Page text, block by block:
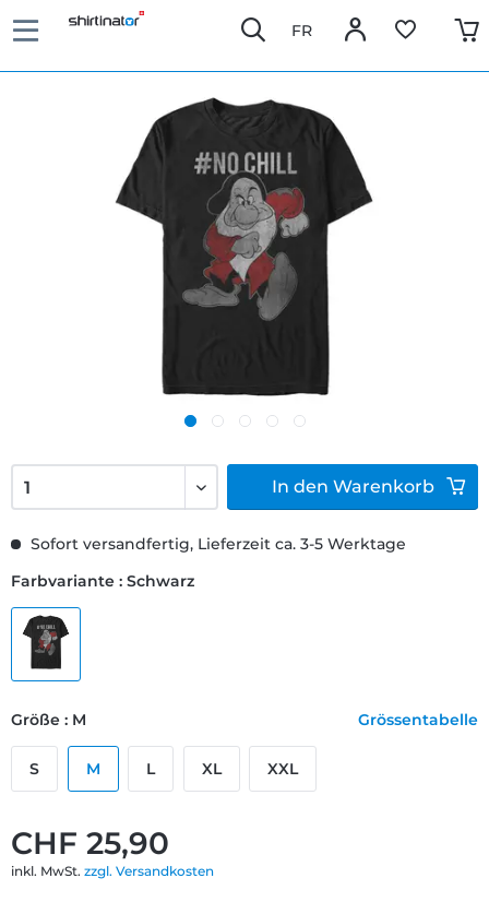
FR
CHF 25,90
inkl. MwSt. zzgl. Versandkosten
Sofort versandfertig, Lieferzeit ca. 3-5 Werktage
Farbvariante : Schwarz
Größe : M Grössentabelle
S M L XL XXL
In den Warenkorb